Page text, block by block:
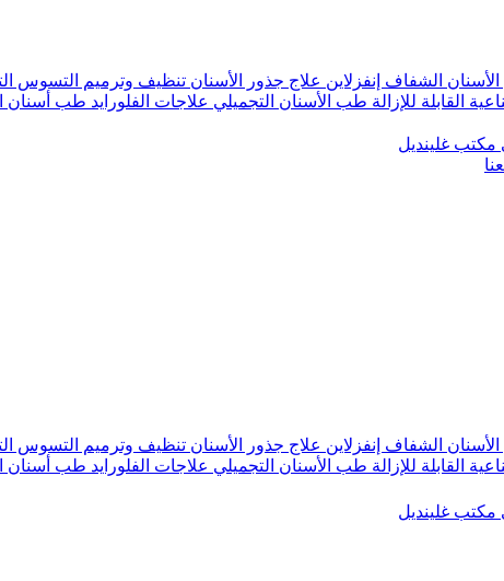
الأسنان الشفاف إنفزلاين علاج جذور الأسنان تنظيف وترميم التسوس
القابلة للإزالة طب الأسنان التجميلي علاجات الفلورايد طب أسنان
مكتب غلينديل
الأسنان الشفاف إنفزلاين علاج جذور الأسنان تنظيف وترميم التسوس
القابلة للإزالة طب الأسنان التجميلي علاجات الفلورايد طب أسنان
مكتب غلينديل